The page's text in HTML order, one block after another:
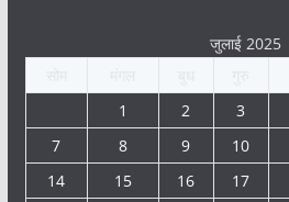
जुलाई 2025
1
2 3
7
8 9 10
14
15 16 17